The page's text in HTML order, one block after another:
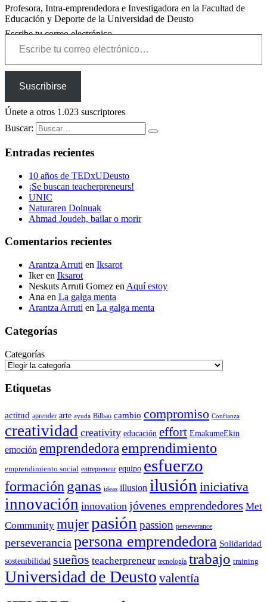
Profesora, Intra-emprendedora e Investigadora en la Facultad de
Educación y Deporte de la Universidad de Deusto
Escribe tu correo electrónico…
Suscribirse
Únete a otros 1.023 suscriptores
Buscar:
Entradas recientes
10 años de TEDxUDeusto
¡Se buscan teacherpreneurs!
UNIC
Naturaren Doinuak
Ahmad Joudeh, bailar o morir
Comentarios recientes
Arantza Arruti en Iksarot
Ikeren Iksarot
Neskuts Arruti Gomez en Aquí estoy
Ana en La galga menta
Arantza Arruti en La galga menta
Categorías
Categorías
Etiquetas
actitud aprender arte ayuda Bilbao cambio compromiso Confianza
creatividad creativity educación effort EmakumeEkin
emoción emprendedora emprendimiento
emprendimiento social entrepreneur equipo esfuerzo
formación ganas ideas illusion ilusión iniciativa
innovación innovation jóvenes emprendedores Met
Community mujerpasión passion perseverance
perseverancia persona emprendedora Solidaridad
sostenibilidad sueños teacherpreneur tecnología trabajo training
Universidad de Deusto valentía